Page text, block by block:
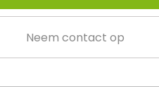
Neem contact op